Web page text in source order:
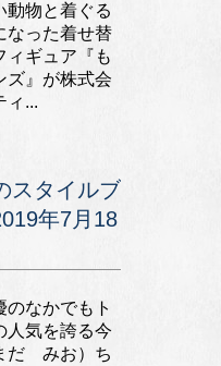
動物と着ぐる
なった着せ替
ィギュア『も
ズ』が株式会
ィ...
スタイルブ
年7月18
のなかでもト
人気を誇る今
だ みお）ち